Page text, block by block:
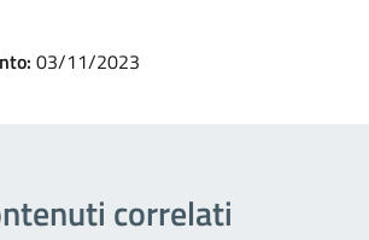
03/11/2023
correlati